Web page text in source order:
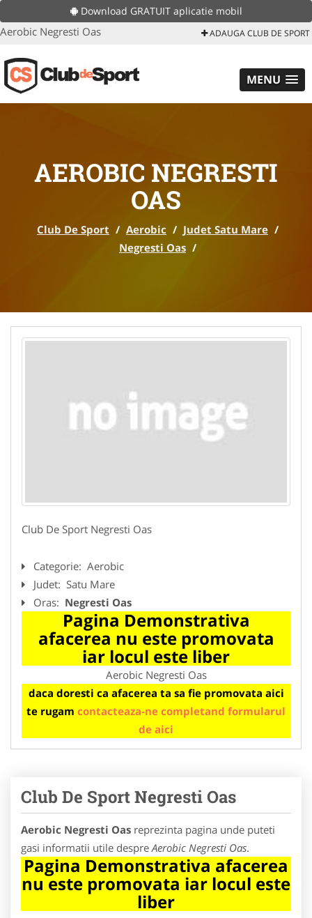
Download GRATUIT aplicatie mobil
Aerobic Negresti Oas ADAUGA CLUB DE SPORT
MENU
AEROBIC NEGRESTI
OAS
Club De Sport / Aerobic / Judet Satu Mare /
Negresti Oas /
Club De Sport Negresti Oas
Categorie: Aerobic
Judet: Satu Mare
Oras: Negresti Oas
Pagina Demonstrativa
afacerea nu este promovata
iar locul este liber
Aerobic Negresti Oas
daca doresti ca afacerea ta sa fie promovata aici
te rugam contacteaza-ne completand formularul
de aici
Club De Sport Negresti Oas
Aerobic Negresti Oas reprezinta pagina unde puteti
gasi informatii utile despre Aerobic Negresti Oas.
Pagina Demonstrativa afacerea
nu este promovata iar locul este
liber